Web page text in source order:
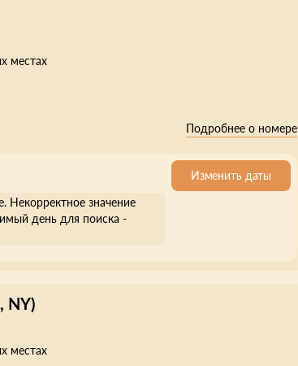
местах
Подробнее о номере
Некорректное значение
день для поиска -
Изменить даты
NY)
местах